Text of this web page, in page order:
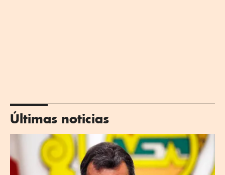
Últimas noticias